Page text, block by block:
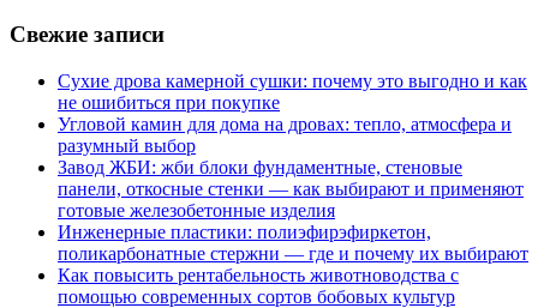
Свежие записи
Сухие дрова камерной сушки: почему это выгодно и как
не ошибиться при покупке
Угловой камин для дома на дровах: тепло, атмосфера и
разумный выбор
Завод ЖБИ: жби блоки фундаментные, стеновые
панели, откосные стенки — как выбирают и применяют
готовые железобетонные изделия
Инженерные пластики: полиэфирэфиркетон,
поликарбонатные стержни — где и почему их выбирают
Как повысить рентабельность животноводства с
помощью современных сортов бобовых культур